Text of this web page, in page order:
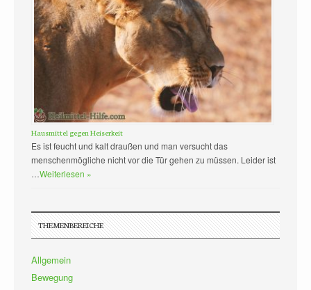
Hausmittel gegen Heiserkeit
Es ist feucht und kalt draußen und man versucht das
menschenmögliche nicht vor die Tür gehen zu müssen. Leider ist
…Weiterlesen »
THEMENBEREICHE
Allgemein
Bewegung